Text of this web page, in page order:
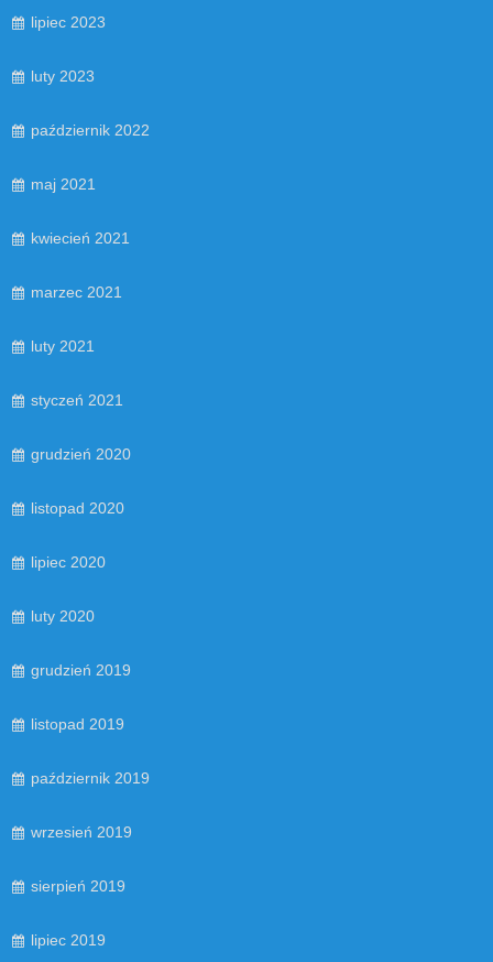
lipiec 2023
luty 2023
październik 2022
maj 2021
kwiecień 2021
marzec 2021
luty 2021
styczeń 2021
grudzień 2020
listopad 2020
lipiec 2020
luty 2020
grudzień 2019
listopad 2019
październik 2019
wrzesień 2019
sierpień 2019
lipiec 2019